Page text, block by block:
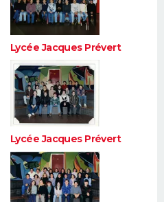
Lycée Jacques Prévert
Lycée Jacques Prévert